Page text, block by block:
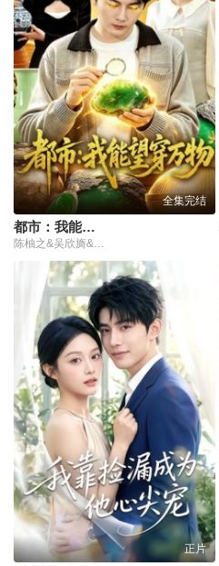
全集完结
都市：我能望穿万物
陈柚之&吴欣旖&李昊悦
正片